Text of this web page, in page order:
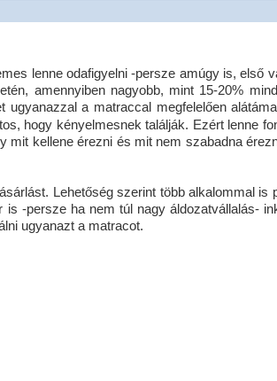
lenne odafigyelni -persze amúgy is, első
amennyiben nagyobb, mint 15-20%
ugyanazzal a matraccal megfelelően
hogy kényelmesnek találják. Ezért lenne
mit kellene érezni és mit nem szabadna
Lehetőség szerint több alkalommal
-persze ha nem túl nagy áldozatvállalás-
ugyanazt a matracot.